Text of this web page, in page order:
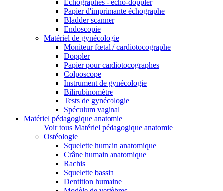
Echographes - écho-doppler
Papier d'imprimante échographe
Bladder scanner
Endoscopie
Matériel de gynécologie
Moniteur fœtal / cardiotocographe
Doppler
Papier pour cardiotocographes
Colposcope
Instrument de gynécologie
Bilirubinomètre
Tests de gynécologie
Spéculum vaginal
Matériel pédagogique anatomie
Voir tous Matériel pédagogique anatomie
Ostéologie
Squelette humain anatomique
Crâne humain anatomique
Rachis
Squelette bassin
Dentition humaine